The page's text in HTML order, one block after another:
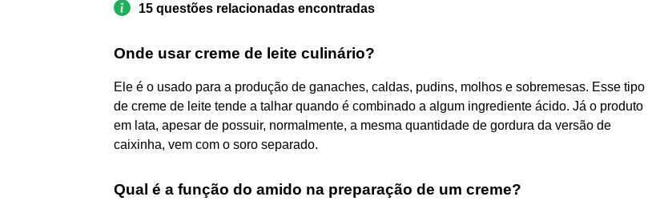
15 questões relacionadas encontradas
Onde usar creme de leite culinário?
Ele é o usado para a produção de ganaches, caldas, pudins, molhos e sobremesas. Esse tipo
de creme de leite tende a talhar quando é combinado a algum ingrediente ácido. Já o produto
em lata, apesar de possuir, normalmente, a mesma quantidade de gordura da versão de
caixinha, vem com o soro separado.
Qual é a função do amido na preparação de um creme?